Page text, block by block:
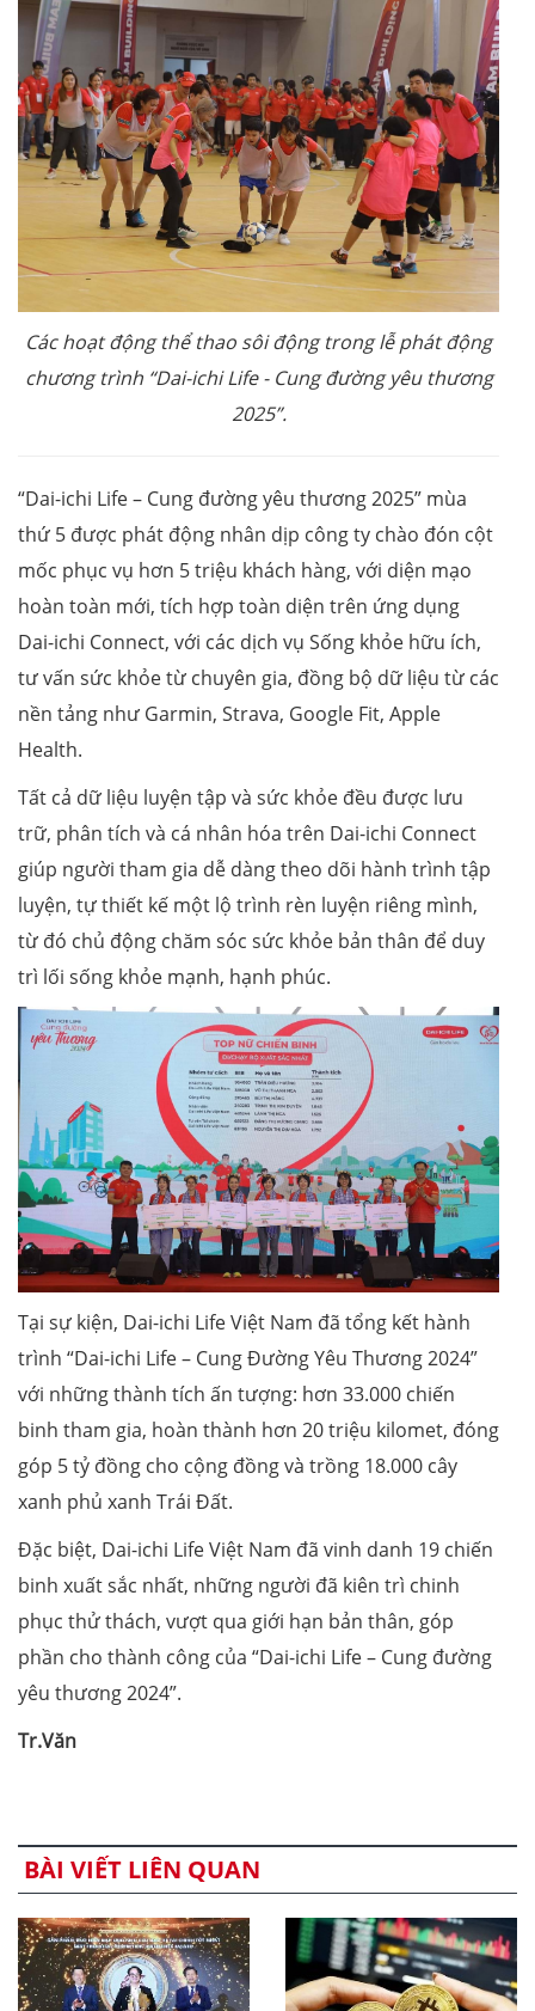
Các hoạt động thể thao sôi động trong lễ phát động
chương trình “Dai-ichi Life - Cung đường yêu thương
2025”.
“Dai-ichi Life – Cung đường yêu thương 2025” mùa
thứ 5 được phát động nhân dịp công ty chào đón cột
mốc phục vụ hơn 5 triệu khách hàng, với diện mạo
hoàn toàn mới, tích hợp toàn diện trên ứng dụng
Dai-ichi Connect, với các dịch vụ Sống khỏe hữu ích,
tư vấn sức khỏe từ chuyên gia, đồng bộ dữ liệu từ các
nền tảng như Garmin, Strava, Google Fit, Apple
Health.
Tất cả dữ liệu luyện tập và sức khỏe đều được lưu
trữ, phân tích và cá nhân hóa trên Dai-ichi Connect
giúp người tham gia dễ dàng theo dõi hành trình tập
luyện, tự thiết kế một lộ trình rèn luyện riêng mình,
từ đó chủ động chăm sóc sức khỏe bản thân để duy
trì lối sống khỏe mạnh, hạnh phúc.
Tại sự kiện, Dai-ichi Life Việt Nam đã tổng kết hành
trình “Dai-ichi Life – Cung Đường Yêu Thương 2024”
với những thành tích ấn tượng: hơn 33.000 chiến
binh tham gia, hoàn thành hơn 20 triệu kilomet, đóng
góp 5 tỷ đồng cho cộng đồng và trồng 18.000 cây
xanh phủ xanh Trái Đất.
Đặc biệt, Dai-ichi Life Việt Nam đã vinh danh 19 chiến
binh xuất sắc nhất, những người đã kiên trì chinh
phục thử thách, vượt qua giới hạn bản thân, góp
phần cho thành công của “Dai-ichi Life – Cung đường
yêu thương 2024”.
Tr.Văn
BÀI VIẾT LIÊN QUAN